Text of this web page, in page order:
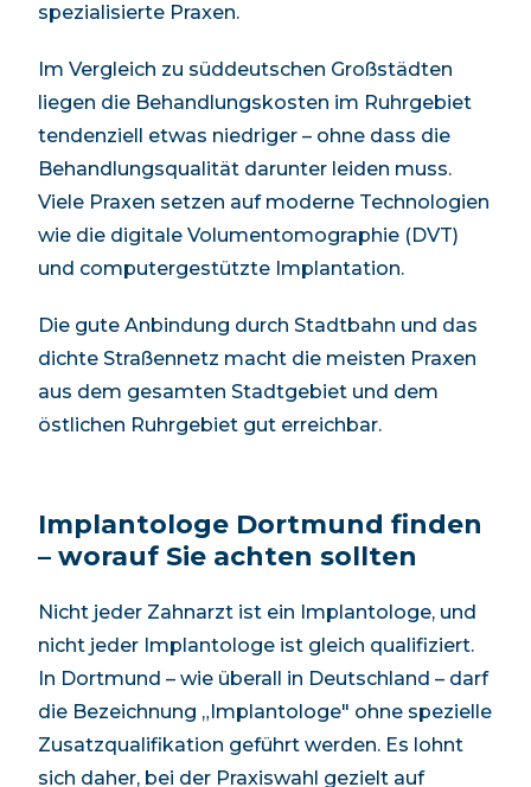
spezialisierte Praxen.
Im Vergleich zu süddeutschen Großstädten
liegen die Behandlungskosten im Ruhrgebiet
tendenziell etwas niedriger – ohne dass die
Behandlungsqualität darunter leiden muss.
Viele Praxen setzen auf moderne Technologien
wie die digitale Volumentomographie (DVT)
und computergestützte Implantation.
Die gute Anbindung durch Stadtbahn und das
dichte Straßennetz macht die meisten Praxen
aus dem gesamten Stadtgebiet und dem
östlichen Ruhrgebiet gut erreichbar.
Implantologe Dortmund finden
– worauf Sie achten sollten
Nicht jeder Zahnarzt ist ein Implantologe, und
nicht jeder Implantologe ist gleich qualifiziert.
In Dortmund – wie überall in Deutschland – darf
die Bezeichnung „Implantologe" ohne spezielle
Zusatzqualifikation geführt werden. Es lohnt
sich daher, bei der Praxiswahl gezielt auf